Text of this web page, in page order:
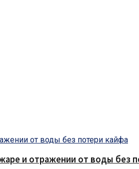
и отражении от воды без